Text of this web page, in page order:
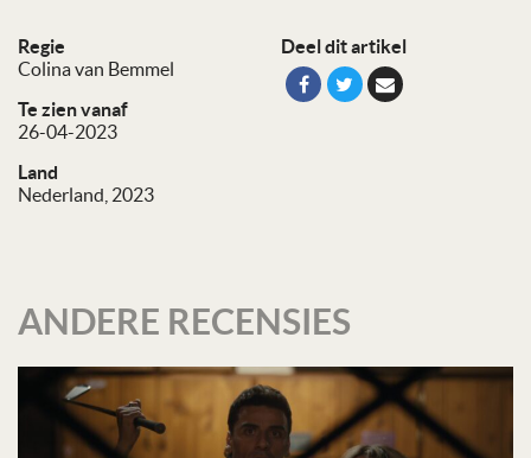
Regie
Colina van Bemmel
Te zien vanaf
26-04-2023
Land
Nederland, 2023
Deel dit artikel
ANDERE RECENSIES